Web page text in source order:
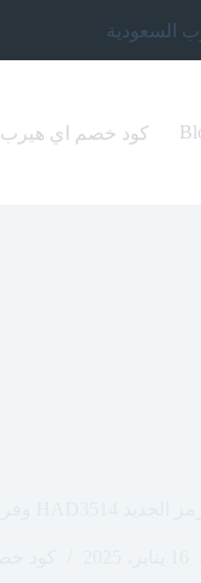
السعودية
كود خصم اي هيرب 2024 (HAD3514) أفضل أكواد و خصومات 50% في iherb ksa